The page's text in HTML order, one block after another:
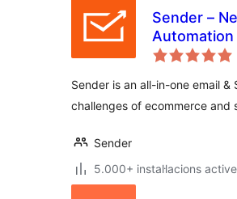
Sender –
Sender is an all-in-one email
challenges of ecommerce and
Sender
5.000+ instal·lacions